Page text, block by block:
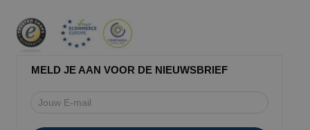
MELD JE AAN VOOR DE NIEUWSBRIEF